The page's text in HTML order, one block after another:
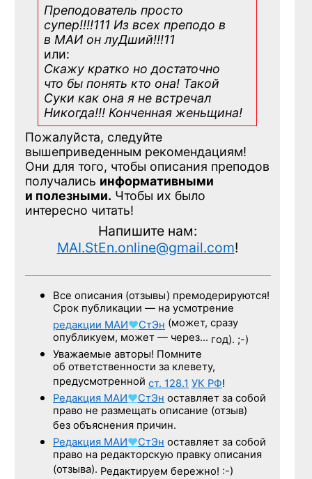
Преподователь просто
супер!!!!111 Из всех преподо в
в МАИ он луДший!!!11
или:
Скажу кратко но достаточно
что бы понять кто она! Такой
Суки как она я не встречал
Никогда!!! Конченная женьщина!
Пожалуйста, следуйте
вышеприведенным рекомендациям!
Они для того, чтобы описания преподов
получались информативными
и полезными. Чтобы их было
интересно читать!
Напишите нам:
MAI.StEn.online@gmail.com!
Все описания (отзывы) премодерируются!
Срок публикации — на усмотрение
редакции МАИ♥СтЭн (может, сразу
опубликуем, может — через… год). ;-)
Уважаемые авторы! Помните
об ответственности за клевету,
предусмотренной ст. 128.1 УК РФ!
Редакция МАИ♥СтЭн оставляет за собой
право не размещать описание (отзыв)
без объяснения причин.
Редакция МАИ♥СтЭн оставляет за собой
право на редакторскую правку описания
(отзыва). Редактируем бережно! :-)